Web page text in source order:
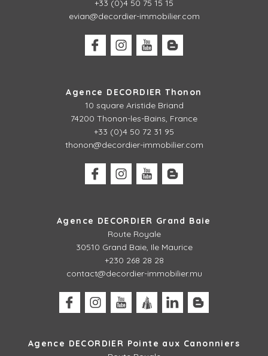
+33 (0)4 50 75 15 15
evian@decordier-immobilier.com
Agence DECORDIER Thonon
10 square Aristide Briand
74200 Thonon-les-Bains, France
+33 (0)4 50 72 31 95
thonon@decordier-immobilier.com
Agence DECORDIER Grand Baie
Route Royale
30510 Grand Baie, Ile Maurice
+230 268 28 28
contact@decordier-immobilier.mu
Agence DECORDIER Pointe aux Canonniers